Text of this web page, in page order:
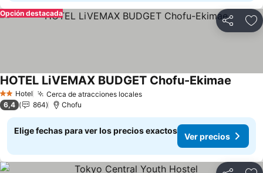
Compartir
Opción destacada
2 Estrellas
Hotel Cerca de atracciones localesVer precios
HOTEL LiVEMAX BUDGET Chofu-Ekimae
6,4 864 Chofu
Elige fechas para ver los precios exactos
Ver precios